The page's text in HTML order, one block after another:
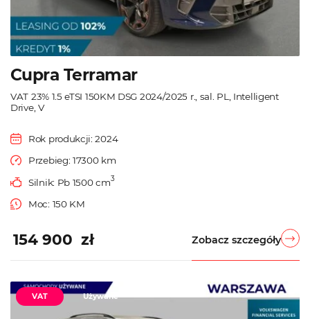
Cupra Terramar
VAT 23% 1.5 eTSI 150KM DSG 2024/2025 r., sal. PL, Intelligent
Drive, V
Rok produkcji: 2024
Przebieg: 17300 km
Silnik: Pb 1500 cm3
Moc: 150 KM
154 900 zł Zobacz szczegóły
VAT Używane